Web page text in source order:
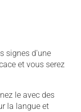
signes d'une
et vous serez
le avec des
la langue et